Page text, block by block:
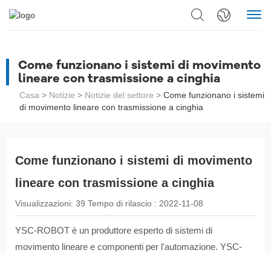
Come funzionano i sistemi di movimento
lineare con trasmissione a cinghia
Casa > Notizie > Notizie del settore > Come funzionano i sistemi
di movimento lineare con trasmissione a cinghia
Come funzionano i sistemi di movimento
lineare con trasmissione a cinghia
Visualizzazioni: 39 Tempo di rilascio : 2022-11-08
YSC-ROBOT è un produttore esperto di sistemi di
movimento lineare e componenti per l'automazione. YSC-